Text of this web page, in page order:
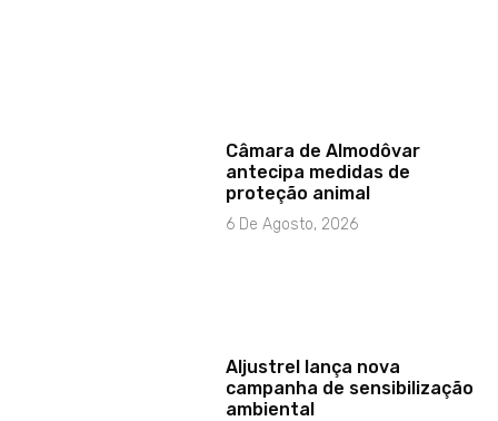
Câmara de Almodôvar
antecipa medidas de
proteção animal
6 De Agosto, 2026
Aljustrel lança nova
campanha de sensibilização
ambiental